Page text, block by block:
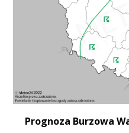
Prognoza Burzowa